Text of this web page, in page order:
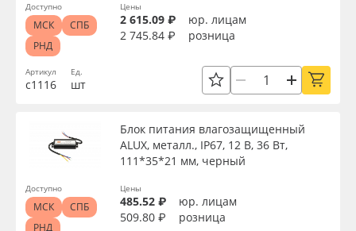
Артикул
с1116
Ед.
шт
Цены
2 615.09 ₽
юр. лицам
2 745.84 ₽
розница
Доступно
МСК
СПБ
РНД
Блок питания влагозащищенный
ALUX, металл., IP67, 12 В, 36 Вт,
111*35*21 мм, черный
Цены
485.52 ₽
юр. лицам
509.80 ₽
розница
Доступно
МСК
СПБ
РНД